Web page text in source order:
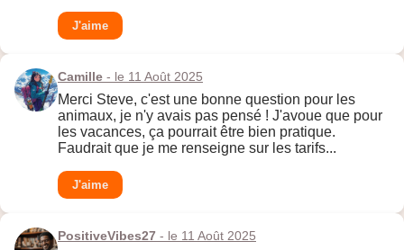
J'aime
Camille - le 11 Août 2025
Merci Steve, c'est une bonne question pour les
animaux, je n'y avais pas pensé ! J'avoue que pour
les vacances, ça pourrait être bien pratique.
Faudrait que je me renseigne sur les tarifs...
J'aime
PositiveVibes27 - le 11 Août 2025